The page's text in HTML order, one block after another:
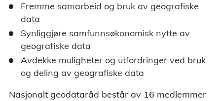
Fremme samarbeid og bruk av geografiske
data
Synliggjøre samfunnsøkonomisk nytte av
geografiske data
Avdekke muligheter og utfordringer ved bruk
og deling av geografiske data
Nasjonalt geodataråd består av 16 medlemmer